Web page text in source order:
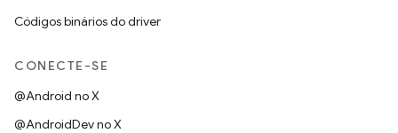
Códigos binários do driver
CONECTE-SE
@Android no X
@AndroidDev no X